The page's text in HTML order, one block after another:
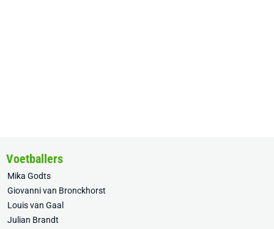
Voetballers
Mika Godts
Giovanni van Bronckhorst
Louis van Gaal
Julian Brandt